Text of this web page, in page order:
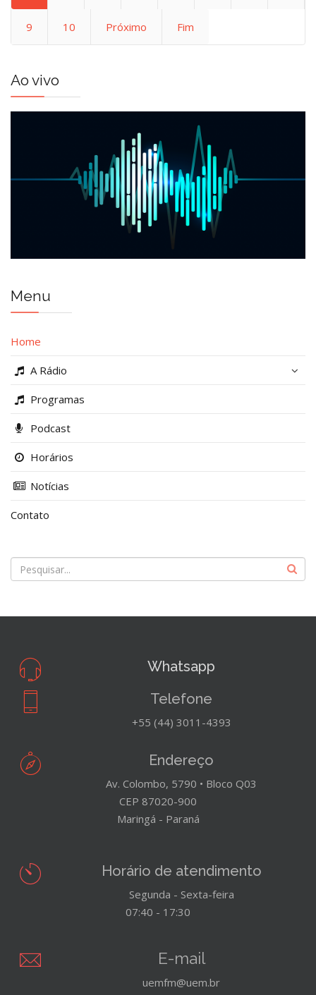
9 10 Próximo Fim
Ao vivo
Menu
Home
A Rádio
Programas
Podcast
Horários
Notícias
Contato
Whatsapp
Telefone
+55 (44) 3011-4393
Endereço
Av. Colombo, 5790 • Bloco Q03
CEP 87020-900
Maringá - Paraná
Horário de atendimento
Segunda - Sexta-feira
07:40 - 17:30
E-mail
uemfm@uem.br